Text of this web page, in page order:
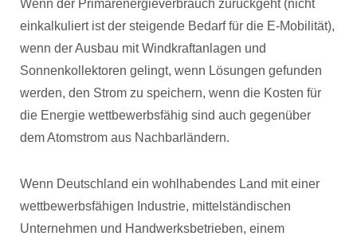
Wenn der Primärenergieverbrauch zurückgeht (nicht
einkalkuliert ist der steigende Bedarf für die E-Mobilität),
wenn der Ausbau mit Windkraftanlagen und
Sonnenkollektoren gelingt, wenn Lösungen gefunden
werden, den Strom zu speichern, wenn die Kosten für
die Energie wettbewerbsfähig sind auch gegenüber
dem Atomstrom aus Nachbarländern.
Wenn Deutschland ein wohlhabendes Land mit einer
wettbewerbsfähigen Industrie, mittelständischen
Unternehmen und Handwerksbetrieben, einem